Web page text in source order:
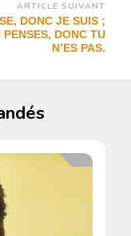
ARTICLE SUIVANT
DONC JE SUIS ;
PENSES, DONC TU
N’ES PAS.